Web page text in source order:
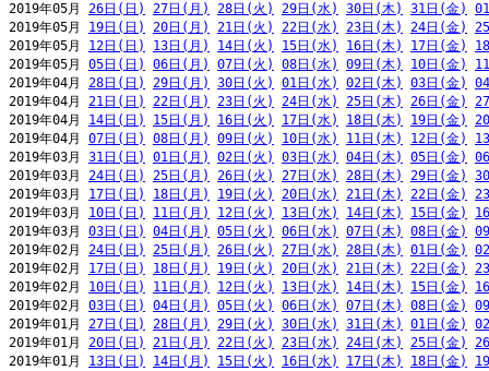
2019年05月 26日(日) 27日(月) 28日(火) 29日(水) 30日(木) 31日(金)
2019年05月 19日(日) 20日(月) 21日(火) 22日(水) 23日(木) 24日(金)
2019年05月 12日(日) 13日(月) 14日(火) 15日(水) 16日(木) 17日(金)
2019年05月 05日(日) 06日(月) 07日(火) 08日(水) 09日(木) 10日(金)
2019年04月 28日(日) 29日(月) 30日(火) 01日(水) 02日(木) 03日(金)
2019年04月 21日(日) 22日(月) 23日(火) 24日(水) 25日(木) 26日(金)
2019年04月 14日(日) 15日(月) 16日(火) 17日(水) 18日(木) 19日(金)
2019年04月 07日(日) 08日(月) 09日(火) 10日(水) 11日(木) 12日(金)
2019年03月 31日(日) 01日(月) 02日(火) 03日(水) 04日(木) 05日(金)
2019年03月 24日(日) 25日(月) 26日(火) 27日(水) 28日(木) 29日(金)
2019年03月 17日(日) 18日(月) 19日(火) 20日(水) 21日(木) 22日(金)
2019年03月 10日(日) 11日(月) 12日(火) 13日(水) 14日(木) 15日(金)
2019年03月 03日(日) 04日(月) 05日(火) 06日(水) 07日(木) 08日(金)
2019年02月 24日(日) 25日(月) 26日(火) 27日(水) 28日(木) 01日(金)
2019年02月 17日(日) 18日(月) 19日(火) 20日(水) 21日(木) 22日(金)
2019年02月 10日(日) 11日(月) 12日(火) 13日(水) 14日(木) 15日(金)
2019年02月 03日(日) 04日(月) 05日(火) 06日(水) 07日(木) 08日(金)
2019年01月 27日(日) 28日(月) 29日(火) 30日(水) 31日(木) 01日(金)
2019年01月 20日(日) 21日(月) 22日(火) 23日(水) 24日(木) 25日(金)
2019年01月 13日(日) 14日(月) 15日(火) 16日(水) 17日(木) 18日(金)